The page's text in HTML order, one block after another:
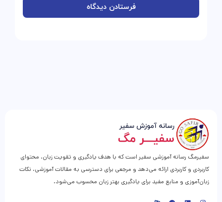
سفیرمگ رسانه آموزشی سفیر است که با هدف یادگیری و تقویت زبان، محتوای
کاربردی و کاربردی ارائه می‌دهد و مرجعی برای دسترسی به مقالات آموزشی، نکات
زبان‌آموزی و منابع مفید برای یادگیری بهتر زبان محسوب می‌شود.